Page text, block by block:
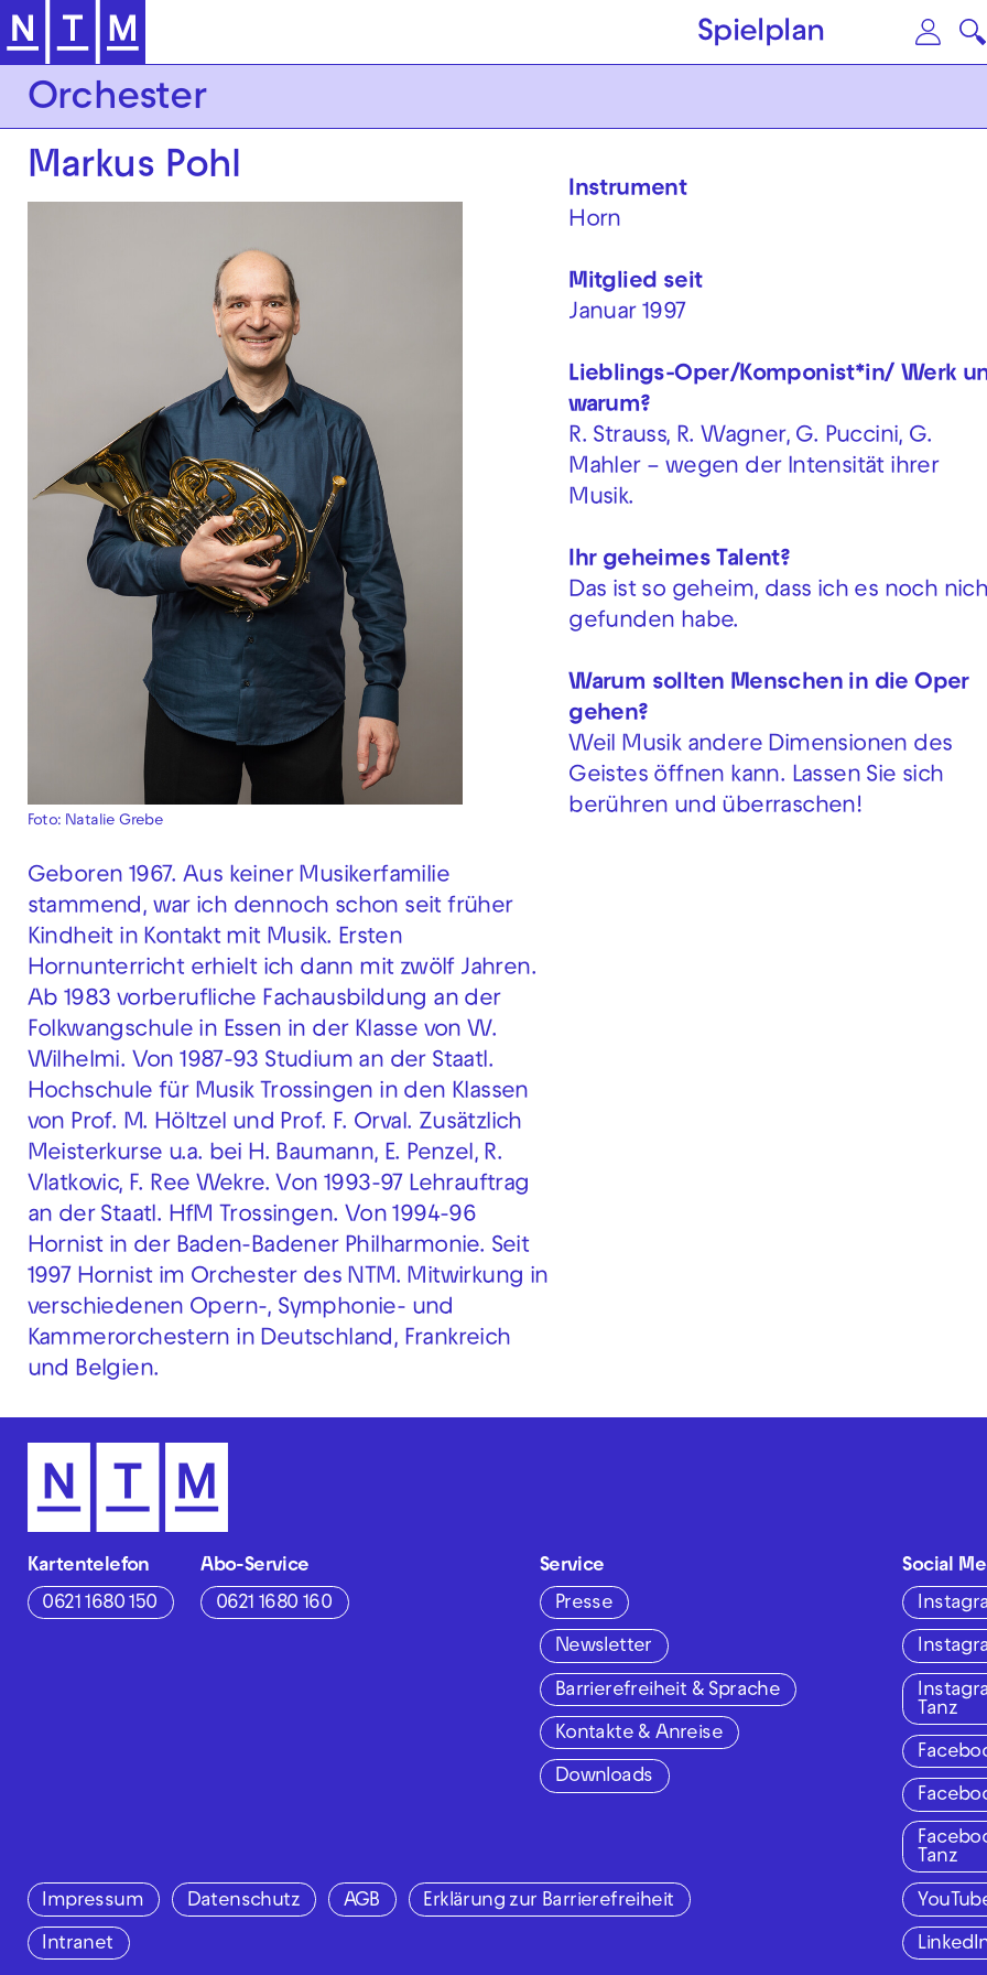
Zur Hauptnavigation springen Zum Hauptinhalt springen
Spielplan
Orchester
Markus Pohl
Foto: Natalie Grebe
Geboren 1967. Aus keiner Musikerfamilie
stammend, war ich dennoch schon seit früher
Kindheit in Kontakt mit Musik. Ersten
Hornunterricht erhielt ich dann mit zwölf Jahren.
Ab 1983 vorberufliche Fachausbildung an der
Folkwangschule in Essen in der Klasse von W.
Wilhelmi. Von 1987-93 Studium an der Staatl.
Hochschule für Musik Trossingen in den Klassen
von Prof. M. Höltzel und Prof. F. Orval. Zusätzlich
Meisterkurse u.a. bei H. Baumann, E. Penzel, R.
Vlatkovic, F. Ree Wekre. Von 1993-97 Lehrauftrag
an der Staatl. HfM Trossingen. Von 1994-96
Hornist in der Baden-Badener Philharmonie. Seit
1997 Hornist im Orchester des NTM. Mitwirkung in
verschiedenen Opern-, Symphonie- und
Kammerorchestern in Deutschland, Frankreich
und Belgien.
Instrument
Horn
Mitglied seit
Januar 1997
Lieblings-Oper/Komponist*in/ Werk
warum?
R. Strauss, R. Wagner, G. Puccini, G.
Mahler – wegen der Intensität ihrer
Musik.
Ihr geheimes Talent?
Das ist so geheim, dass ich es noch
gefunden habe.
Warum sollten Menschen in die Oper
gehen?
Weil Musik andere Dimensionen des
Geistes öffnen kann. Lassen Sie sich
berühren und überraschen!
Kartentelefon
0621 1680 150
Abo-Service
0621 1680 160
Service
Presse
Newsletter
Barrierefreiheit & Sprache
Kontakte & Anreise
Downloads
Social
Tanz
Tanz
Impressum Datenschutz AGB Erklärung zur Barrierefreiheit
Intranet